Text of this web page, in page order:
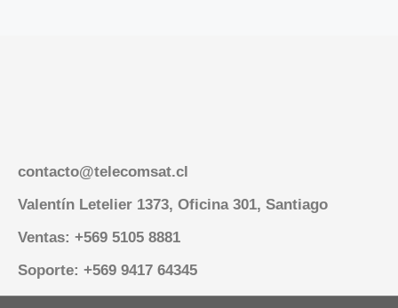
contacto@telecomsat.cl
Valentín Letelier 1373, Oficina 301, Santiago
Ventas: +569 5105 8881
Soporte: +569 9417 64345